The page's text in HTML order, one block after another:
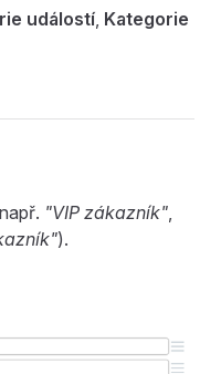
událostí, Kategorie
"VIP zákazník",
).